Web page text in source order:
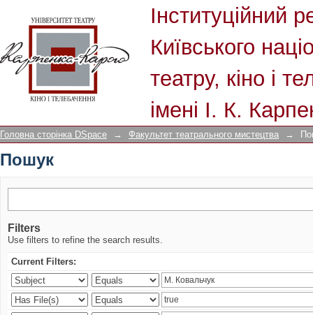
Інституційний
Київського
театру, кіно і
імені І. К.
Головна сторінка DSpace → Факультет театрального мистецтва →
Пошук
Filters
Use filters to refine the search results.
Current Filters: